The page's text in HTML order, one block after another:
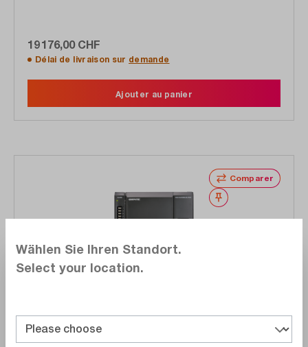
19 176,00 CHF
Délai de livraison sur demande
Ajouter au panier
Comparer
Noter
GL7000 E
Enregistreur de données (système DAQ), modulaire,
Wählen Sie Ihren Standort.
Select your location.